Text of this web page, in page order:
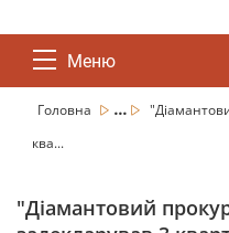
Меню
Головна ...
ква...
"Діамантовий